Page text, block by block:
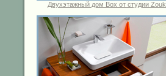
Двухэтажный дом Box от студии Zouk